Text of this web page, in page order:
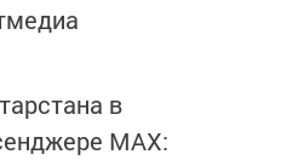
в
MАХ: